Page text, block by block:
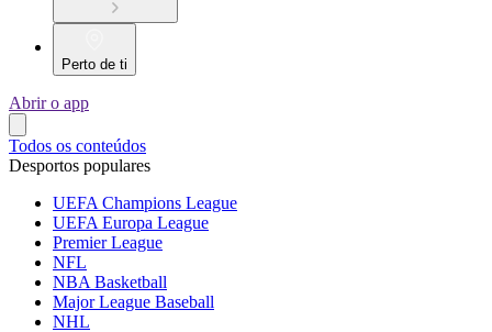
Perto de ti
Abrir o app
Todos os conteúdos
Desportos populares
UEFA Champions League
UEFA Europa League
Premier League
NFL
NBA Basketball
Major League Baseball
NHL